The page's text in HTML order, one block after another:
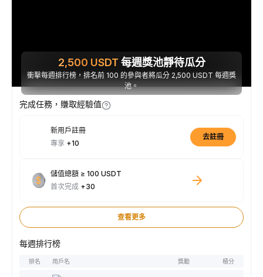
2,500 USDT 每週獎池靜待瓜分
衝擊每週排行榜，排名前 100 的參與者將瓜分 2,500 USDT 每週獎
池。
完成任務，賺取經驗值
新用戶註冊
專享 +10
去註冊
儲值總額 ≥ 100 USDT
首次完成 +30
查看更多
每週排行榜
排名 用戶名 獎勵 積分